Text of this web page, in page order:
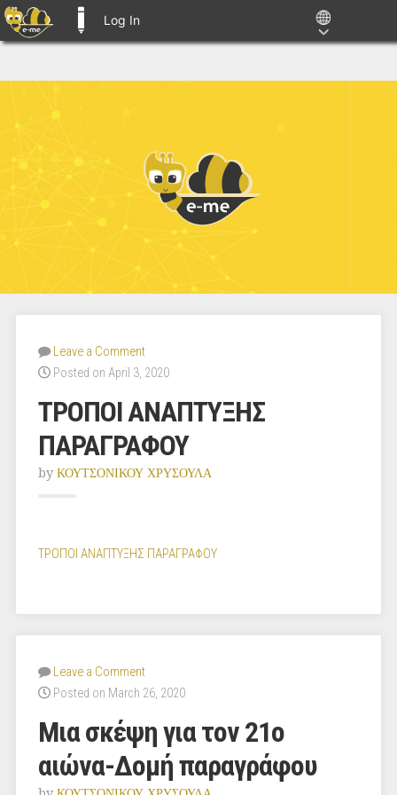
Log In
Leave a Comment
Posted on April 3, 2020
ΤΡΟΠΟΙ ΑΝΑΠΤΥΞΗΣ
ΠΑΡΑΓΡΑΦΟΥ
by ΚΟΥΤΣΟΝΙΚΟΥ ΧΡΥΣΟΥΛΑ
ΤΡΟΠΟΙ ΑΝΑΠΤΥΞΗΣ ΠΑΡΑΓΡΑΦΟΥ
Leave a Comment
Posted on March 26, 2020
Μια σκέψη για τον 21ο
αιώνα-Δομή παραγράφου